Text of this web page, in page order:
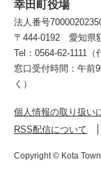
幸田町役場
法人番号
〒444-0192
愛知県
Tel：0564-62-1111（
窓口受付時間：午前
く）
個人情報の取り扱い
RSS配信について
Copyright © Kota